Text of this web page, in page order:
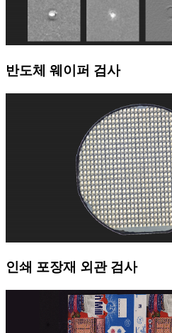
반도체 웨이퍼 검사
인쇄 포장재 외관 검사